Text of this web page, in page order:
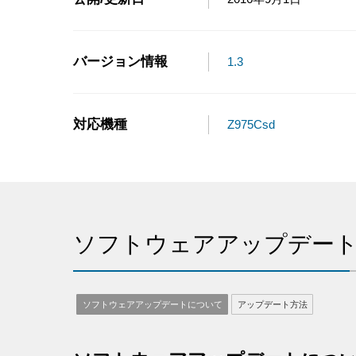
バージョン情報 1.3
対応機種 Z975Csd
ソフトウェアアップデー
ソフトウェアアップデートについて アップデート方法